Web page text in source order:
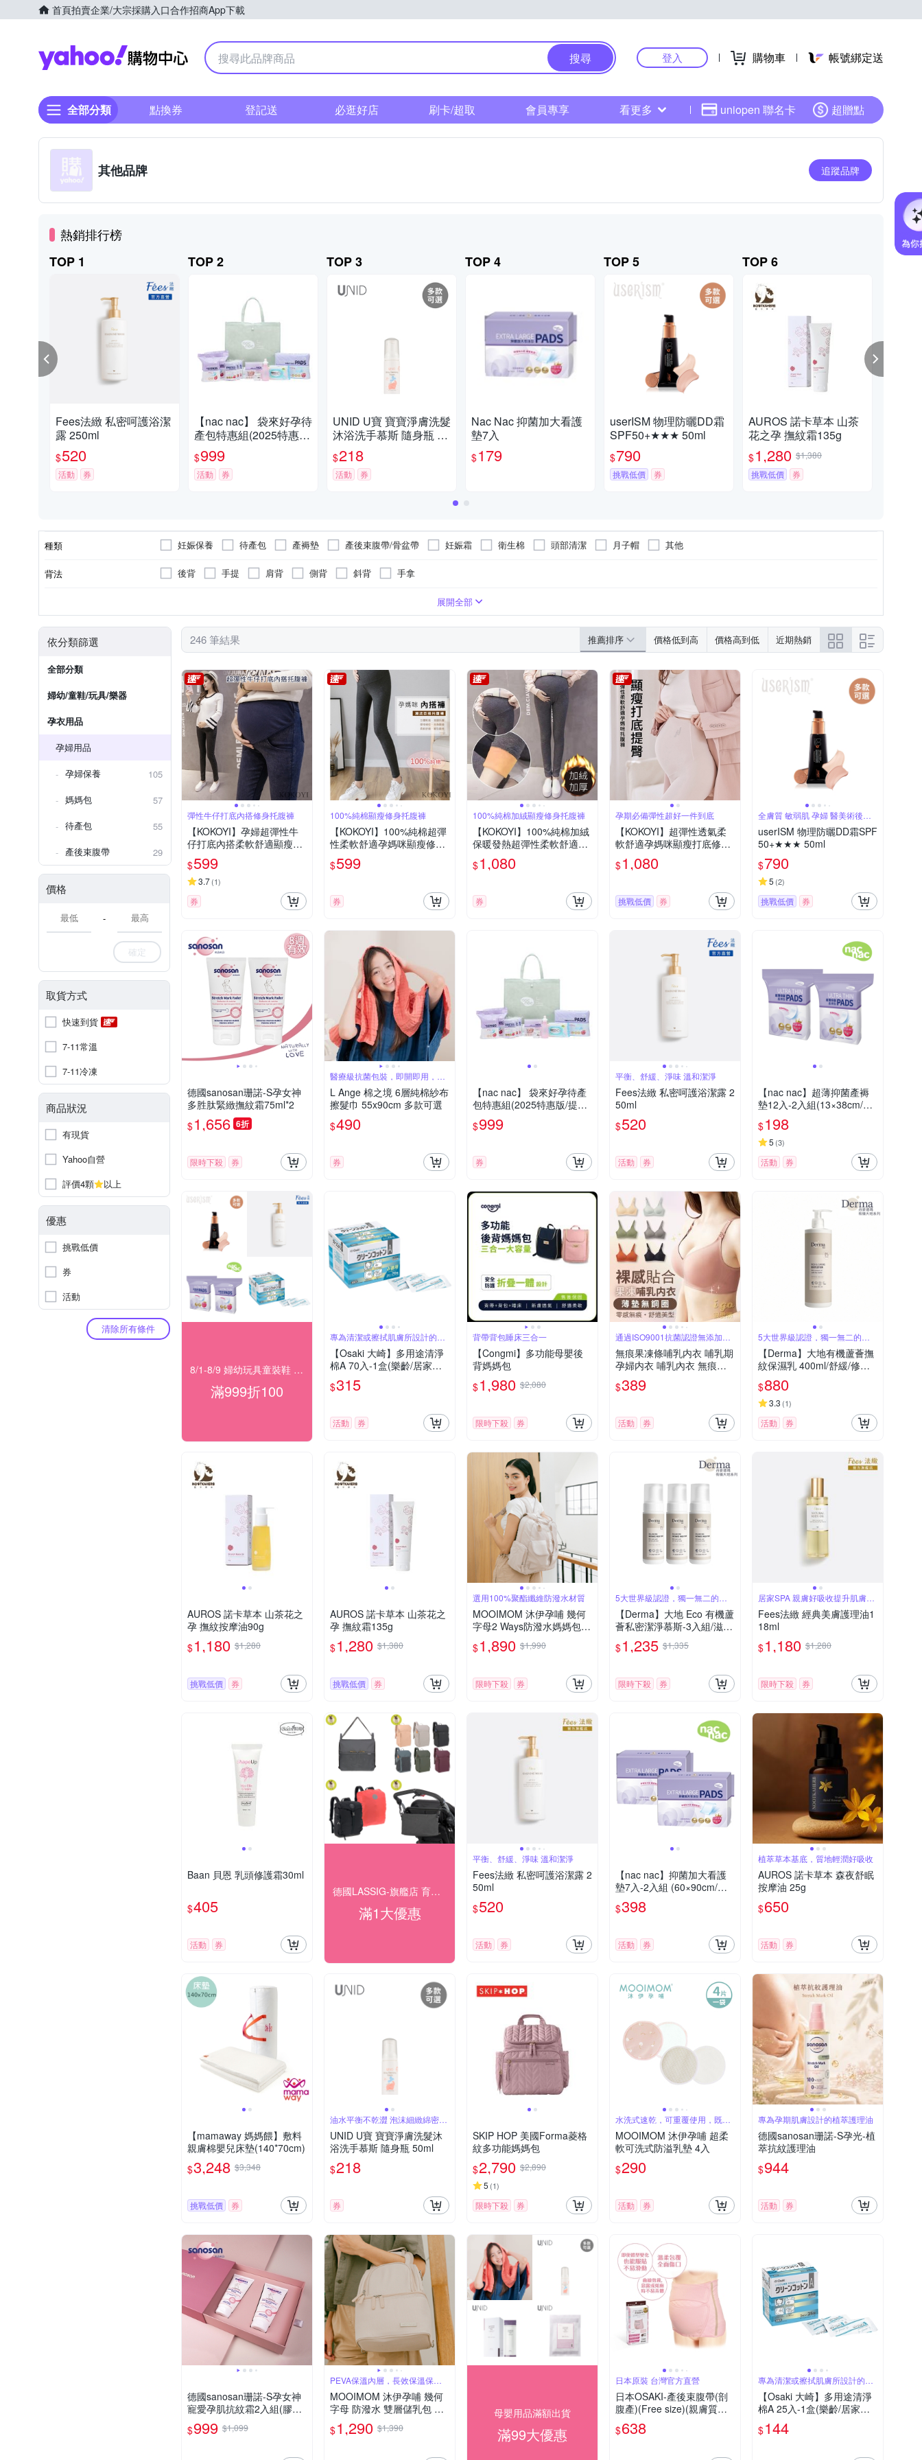
首頁拍賣企業/大宗採購入口合作招商App下載
Yahoo購物中心
搜尋 登入 購物車 帳號綁定送
全部分類 點換券 登記送 必逛好店 刷卡/超取 會員專享 看更多 uniopen 聯名卡 超贈點
其他品牌 追蹤品牌
熱銷排行榜
TOP 1
Fees法緻 私密呵護浴潔
露 250ml
$520
活動 券
TOP 2
【nac nac】 袋來好孕待
產包特惠組(2025特惠
版/提袋顏色隨機)
$999
活動 券
TOP 3
UNID U寶 寶寶淨膚洗髮
沐浴洗手慕斯 隨身瓶 50
ml
$218
活動 券
TOP 4
Nac Nac 抑菌加大看護
墊7入
$179
TOP 5
userISM 物理防曬DD霜
SPF50+★★★ 50ml
$790
挑戰低價 券
TOP 6
AUROS 諾卡草本 山茶
花之孕 撫紋霜135g
$1,280 $1,380
挑戰低價
券
種類 妊娠保養 待產包 產褥墊 產後束腹帶/骨盆帶 妊娠霜 衛生棉 頭部清潔 月子帽 其他
背法 後背 手提 肩背 側背 斜背 手拿
乳液/乳霜/日霜/晚霜 修護霜
展開全部
依分類篩選
全部分類
婦幼/童鞋/玩具/樂器
孕衣用品
孕婦用品
孕婦保養
105
媽媽包
57
待產包
55
產後束腹帶
29
價格
-
確定
取貨方式
快速到貨
7-11常溫
7-11冷凍
商品狀況
有現貨
Yahoo自營
評價4顆
以上
優惠
挑戰低價
券
活動
清除所有條件
246 筆結果 推薦排序 價格低到高 價格高到低 近期熱銷
彈性牛仔打底內搭修身托腹褲
【KOKOYI】孕婦超彈性牛
仔打底內搭柔軟舒適顯瘦修
身托腹褲(孕婦褲 運動褲 瑜
珈褲 托腹帶 內搭褲)
$599
3.7(1)
券
100%純棉顯瘦修身托腹褲
【KOKOYI】100%純棉超彈
性柔軟舒適孕媽咪顯瘦修身
托腹褲 內搭褲(孕婦褲 運動
褲 瑜珈褲 托腹帶)
$599
券
100%純棉加絨顯瘦修身托腹褲
【KOKOYI】100%純棉加絨
保暖發熱超彈性柔軟舒適孕
媽咪顯瘦修身托腹褲 內搭褲
(孕婦褲 運動褲 瑜珈褲 托腹
$1,080
券
孕期必備彈性超好一件到底
【KOKOYI】超彈性透氣柔
軟舒適孕媽咪顯瘦打底修身
提臀托腹褲 內搭褲(鯊魚褲
孕婦褲 瑜珈褲 托腹帶)
$1,080
挑戰低價 券
全膚質 敏弱肌 孕婦 醫美術後皆
適用
userISM 物理防曬DD霜SPF
50+★★★ 50ml
$790
5 (2)
挑戰低價 券
德國sanosan珊諾-S孕女神
多胜肽緊緻撫紋霜75ml*2
$1,656 6折
限時下殺 券
醫療級抗菌包裝，即開即用，不
需先清洗
L Ange 棉之境 6層純棉紗布
擦髮巾 55x90cm 多款可選
$490
券
【nac nac】 袋來好孕待產
包特惠組(2025特惠版/提袋
顏色隨機)
$999
券
平衡、舒緩、淨味 溫和潔淨
Fees法緻 私密呵護浴潔露 2
50ml
$520
活動 券
【nac nac】超薄抑菌產褥
墊12入-2入組(13×38cm/產
婦專用/經期量多適用)
$198
5 (3)
活動 券
8/1-8/9 婦幼玩具童裝鞋 指定品滿999折100
滿999折100
專為清潔或擦拭肌膚所設計的清
淨棉
【Osaki 大崎】多用途清淨
棉A 70入-1盒(樂齡/居家照
護/長照)
$315
活動 券
背帶背包睡床三合一
【Congmi】多功能母嬰後
背媽媽包
$1,980 $2,080
限時下殺 券
通過ISO9001抗菌認證無添加制
菌劑
無痕果凍條哺乳内衣 哺乳期
孕婦内衣 哺乳內衣 無痕內
衣 乳膠內衣 無鋼圈內衣 透
氣冰絲 加大碼
$389
活動 券
5大世界級認證，獨一無二的平
價純素洗護品
【Derma】大地有機蘆薈撫
紋保濕乳 400ml/舒緩/修復/
無香味/溫和/純素/天然/無添
加/椰子油/丹麥
$880
3.3 (1)
活動 券
AUROS 諾卡草本 山茶花之
孕 撫紋按摩油90g
$1,180 $1,280
挑戰低價 券
AUROS 諾卡草本 山茶花之
孕 撫紋霜135g
$1,280 $1,380
挑戰低價 券
選用100%聚酯纖維防潑水材質
MOOIMOM 沐伊孕哺 幾何
字母2 Ways防潑水媽媽包
多款可選
$1,890 $1,990
限時下殺 券
5大世界級認證，獨一無二的平
價純素洗護品
【Derma】大地 Eco 有機蘆
薈私密潔淨慕斯-3入組/滋
潤/無香味/溫和/純素/天然/無
添加/乳酸/甘油/丹麥
$1,235 $1,335
限時下殺 券
居家SPA 親膚好吸收提升肌膚保
濕彈力
Fees法緻 經典美膚護理油1
18ml
$1,180 $1,280
限時下殺 券
Baan 貝恩 乳頭修護霜30ml
$405
活動 券
德國LASSIG-旗艦店 育兒生活新美學
滿1大優惠
平衡、舒緩、淨味 溫和潔淨
Fees法緻 私密呵護浴潔露 2
50ml
$520
活動 券
【nac nac】抑菌加大看護
墊7入-2入組 (60×90cm/待
產防破水墊/經期墊床/產後
護理/臥床看護)
$398
活動 券
植萃草本基底，質地輕潤好吸收
AUROS 諾卡草本 森夜舒眠
按摩油 25g
$650
活動 券
【mamaway 媽媽餵】敷料
親膚棉嬰兒床墊(140*70cm)
$3,248 $3,348
挑戰低價 券
油水平衡不乾澀 泡沫細緻綿密好
沖洗
UNID U寶 寶寶淨膚洗髮沐
浴洗手慕斯 隨身瓶 50ml
$218
券
SKIP HOP 美國Forma菱格
紋多功能媽媽包
$2,790 $2,890
5 (1)
限時下殺 券
水洗式速乾，可重覆使用，既環
保又經濟實惠
MOOIMOM 沐伊孕哺 超柔
軟可洗式防溢乳墊 4入
$290
活動 券
專為孕期肌膚設計的植萃護理油
德國sanosan珊諾-S孕光-植
萃抗紋護理油
$944
活動 券
德國sanosan珊諾-S孕女神
寵愛孕肌抗紋霜2入組(膠原
彈力抗紋霜200ml*2)
$999 $1,099
PEVA保溫內層，長效保溫保冰8
MOOIMOM 沐伊孕哺 幾何
字母 防潑水 雙層儲乳包 母
乳 保溫 保冷袋 哺乳包 多款
可選
$1,290 $1,390
母嬰用品滿額出貨
滿99大優惠
日本原裝 台灣官方直營
日本OSAKI-產後束腹帶(剖
腹產)(Free size)(親膚質
地，服貼配戴不易滑動)
$638
專為清潔或擦拭肌膚所設計的清
淨棉
【Osaki 大崎】多用途清淨
棉A 25入-1盒(樂齡/居家照
護/長照)
$144